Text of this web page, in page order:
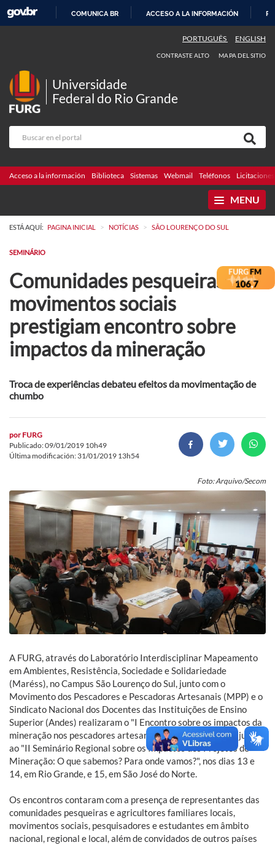
CONTENIDO
COMUNICA BR ACCESO A LA INFORMACIÓN
PORTUGUÊS ENGLISH
CONTRASTE ALTO MAPA DEL SITIO
Universidade
Federal do Rio Grande
Acceso a la información Biblioteca Sistemas Webmail Teléfonos Licitaciones
MENU
ESTÁ AQUÍ: PAGINA INICIAL > NOTÍCIAS > SÃO LOURENÇO DO SUL
SEMINÁRIO
Comunidades pesqueiras e
movimentos sociais
prestigiam encontro sobre
impactos da mineração
Troca de experiências debateu efeitos da movimentação de
chumbo
por FURG
Publicado: 09/01/2019 10h49
Última modificación: 31/01/2019 13h54
Foto: Arquivo/Secom
A FURG, através do Laboratório Interdisciplinar Mapeamento
em Ambientes, Resistência, Sociedade e Solidariedade
(Maréss), no Campus São Lourenço do Sul, junto com o
Movimento dos Pescadores e Pescadoras Artesanais (MPP) e o
Sindicato Nacional dos Docentes das Instituições de Ensino
Superior (Andes) realizaram o "I Encontro sobre os impactos da
mineração nos pescadores artesanais". O evento ocorreu junto
ao "II Seminário Regional sobre os Impactos dos Projetos de
Mineração: O que sabemos? Para onde vamos?", nos dias 13 e
14, em Rio Grande, e 15, em São José do Norte.
Os encontros contaram com a presença de representantes das
comunidades pesqueiras e agricultores familiares locais,
movimentos sociais, pesquisadores e estudantes em âmbito
nacional, regional e local, além de convidados de outros países